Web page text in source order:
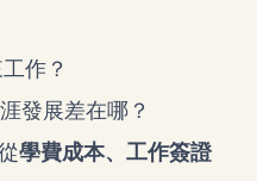
作？
發展差在哪？
學費成本、工作簽證